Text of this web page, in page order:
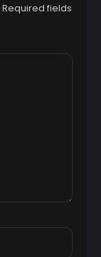
Required fields